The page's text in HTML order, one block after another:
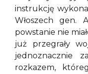
instrukcję
Włoszech gen.
powstanie nie
już przegrały
jednoznacznie
rozkazem,